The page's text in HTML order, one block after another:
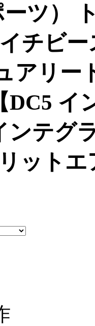
ツ）
チビ
アリー
DC5 イ
ンテグ
ットエ